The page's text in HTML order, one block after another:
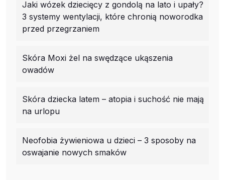
Jaki wózek dziecięcy z gondolą na lato i upały?
3 systemy wentylacji, które chronią noworodka
przed przegrzaniem
Skóra Moxi żel na swędzące ukąszenia
owadów
Skóra dziecka latem – atopia i suchość nie mają
na urlopu
Neofobia żywieniowa u dzieci – 3 sposoby na
oswajanie nowych smaków